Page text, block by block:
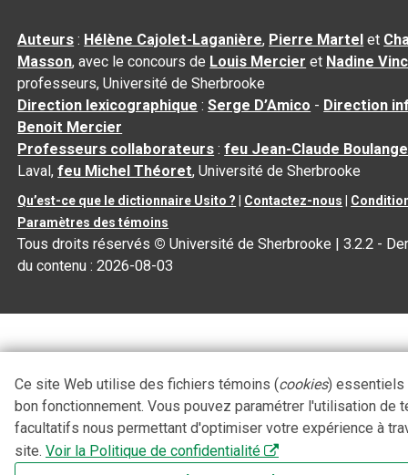
Auteurs : Hélène Cajolet-Laganière, Pierre Martel et
Masson, avec le concours de Louis Mercier et Nadine
professeurs, Université de Sherbrooke
Direction lexicographique :Serge D’Amico - Direction
Benoit Mercier
Professeurs collaborateurs :feu Jean-Claude
Laval,feu Michel Théoret, Université de Sherbrooke
Qu’est-ce que le dictionnaire Usito ? Contactez-nous
Paramètres des témoins
Tous droits réservés © Université de Sherbrooke |3.2.2 -
du contenu :2026-08-03
Ce site Web utilise des fichiers témoins (cookies) essentiels
bon fonctionnement. Vous pouvez paramétrer l'utilisation de
facultatifs nous permettant d'optimiser votre expérience à
site. Voir la Politique de confidentialité